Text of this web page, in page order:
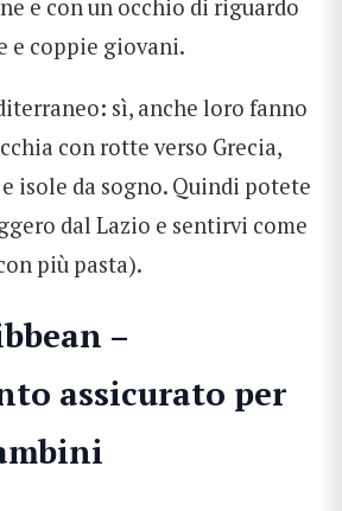
e con un occhio di riguardo
e coppie giovani.
: sì, anche loro fanno
con rotte verso Grecia,
isole da sogno. Quindi potete
dal Lazio e sentirvi come
più pasta).
–
assicurato per